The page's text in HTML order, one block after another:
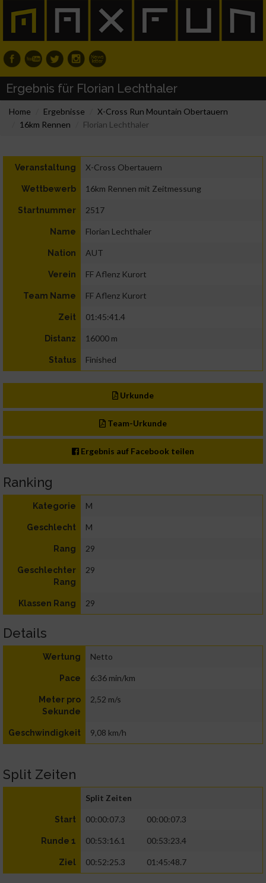
Ergebnis für Florian Lechthaler
Home Ergebnisse
X-Cross Run Mountain Obertauern
16km Rennen
Florian Lechthaler
Veranstaltung X-Cross Obertauern
Wettbewerb 16km Rennen mit Zeitmessung
Startnummer 2517
Name Florian Lechthaler
Nation AUT
Verein FF Aflenz Kurort
Team Name FF Aflenz Kurort
Zeit 01:45:41.4
Distanz 16000 m
Status Finished
Urkunde
Team-Urkunde
Ergebnis auf Facebook teilen
Ranking
Kategorie M
Geschlecht M
Rang 29
Geschlechter
Rang
29
Klassen Rang 29
Details
Wertung Netto
Pace 6:36 min/km
Meter pro
Sekunde
2,52 m/s
Geschwindigkeit 9,08 km/h
Split Zeiten
Split Zeiten
Start 00:00:07.3 00:00:07.3
Runde 1 00:53:16.1 00:53:23.4
Ziel 00:52:25.3 01:45:48.7